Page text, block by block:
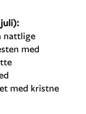
nattlige
med
med kristne